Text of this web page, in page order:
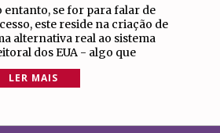
entanto, se for para falar de
este reside na criação de
alternativa real ao sistema
dos EUA - algo que
LER MAIS